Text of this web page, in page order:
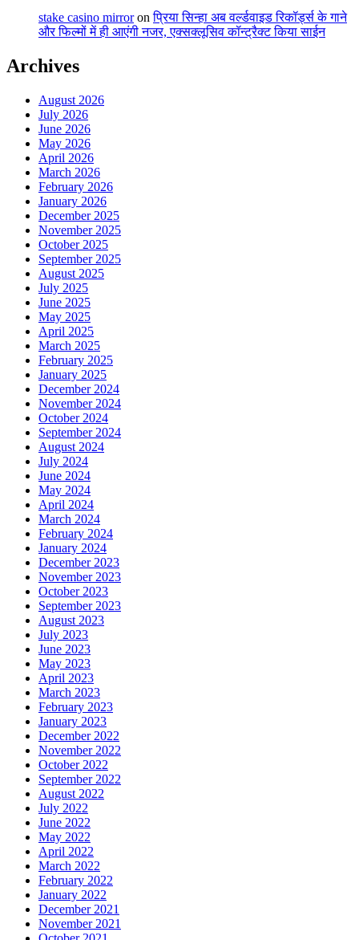
stake casino mirroronप्रिया सिन्हा अब वर्ल्डवाइड रिकॉर्ड्स के गाने
और फिल्मों में ही आएंगी नजर, एक्सक्लूसिव कॉन्ट्रैक्ट किया साईन
Archives
August 2026
July 2026
June 2026
May 2026
April 2026
March 2026
February 2026
January 2026
December 2025
November 2025
October 2025
September 2025
August 2025
July 2025
June 2025
May 2025
April 2025
March 2025
February 2025
January 2025
December 2024
November 2024
October 2024
September 2024
August 2024
July 2024
June 2024
May 2024
April 2024
March 2024
February 2024
January 2024
December 2023
November 2023
October 2023
September 2023
August 2023
July 2023
June 2023
May 2023
April 2023
March 2023
February 2023
January 2023
December 2022
November 2022
October 2022
September 2022
August 2022
July 2022
June 2022
May 2022
April 2022
March 2022
February 2022
January 2022
December 2021
November 2021